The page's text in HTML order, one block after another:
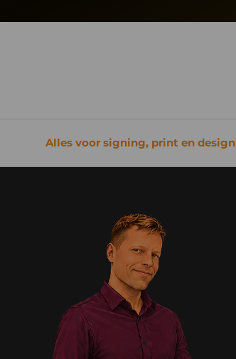
Alles voor signing, print en design